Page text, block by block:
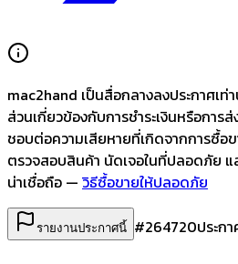
mac2hand เป็นสื่อกลางลงประกาศเท่
ส่วนเกี่ยวข้องกับการชำระเงินหรือการ
ชอบต่อความเสียหายที่เกิดจากการซื้อ
ตรวจสอบสินค้า นัดเจอในที่ปลอดภัย แ
น่าเชื่อถือ — วิธีซื้อขายให้ปลอดภัย
รายงานประกาศนี้ #264720ประก